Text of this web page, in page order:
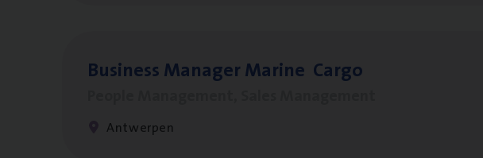
Busi­ness Mana­ger Mari­ne Cargo
Antwerpen